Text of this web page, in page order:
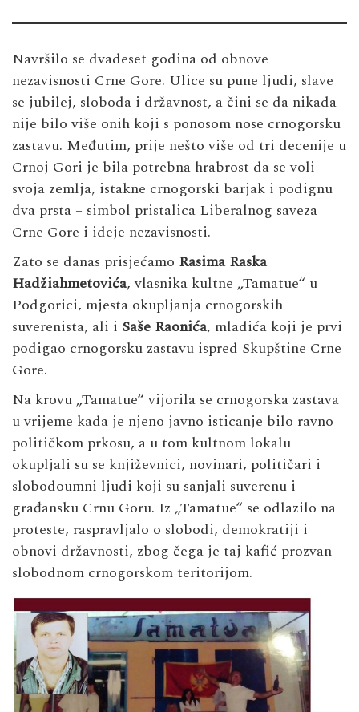
Navršilo se dvadeset godina od obnove
nezavisnosti Crne Gore. Ulice su pune ljudi, slave
se jubilej, sloboda i državnost, a čini se da nikada
nije bilo više onih koji s ponosom nose crnogorsku
zastavu. Međutim, prije nešto više od tri decenije u
Crnoj Gori je bila potrebna hrabrost da se voli
svoja zemlja, istakne crnogorski barjak i podignu
dva prsta – simbol pristalica Liberalnog saveza
Crne Gore i ideje nezavisnosti.
Zato se danas prisjećamo Rasima Raska
Hadžiahmetovića, vlasnika kultne „Tamatue“ u
Podgorici, mjesta okupljanja crnogorskih
suverenista, ali i Saše Raonića, mladića koji je prvi
podigao crnogorsku zastavu ispred Skupštine Crne
Gore.
Na krovu „Tamatue“ vijorila se crnogorska zastava
u vrijeme kada je njeno javno isticanje bilo ravno
političkom prkosu, a u tom kultnom lokalu
okupljali su se književnici, novinari, političari i
slobodoumni ljudi koji su sanjali suverenu i
građansku Crnu Goru. Iz „Tamatue“ se odlazilo na
proteste, raspravljalo o slobodi, demokratiji i
obnovi državnosti, zbog čega je taj kafić prozvan
slobodnom crnogorskom teritorijom.